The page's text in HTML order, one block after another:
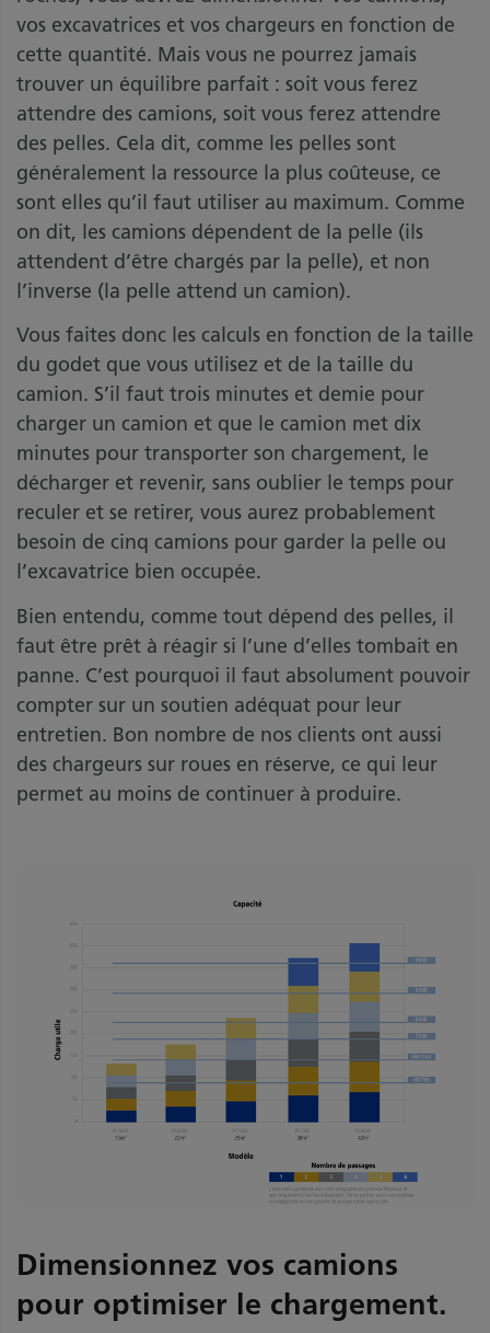
vos excavatrices et vos chargeurs en fonction de
cette quantité. Mais vous ne pourrez jamais
trouver un équilibre parfait : soit vous ferez
attendre des camions, soit vous ferez attendre
des pelles. Cela dit, comme les pelles sont
généralement la ressource la plus coûteuse, ce
sont elles qu’il faut utiliser au maximum. Comme
on dit, les camions dépendent de la pelle (ils
attendent d’être chargés par la pelle), et non
l’inverse (la pelle attend un camion).
Vous faites donc les calculs en fonction de la taille
du godet que vous utilisez et de la taille du
camion. S’il faut trois minutes et demie pour
charger un camion et que le camion met dix
minutes pour transporter son chargement, le
décharger et revenir, sans oublier le temps pour
reculer et se retirer, vous aurez probablement
besoin de cinq camions pour garder la pelle ou
l’excavatrice bien occupée.
Bien entendu, comme tout dépend des pelles, il
faut être prêt à réagir si l’une d’elles tombait en
panne. C’est pourquoi il faut absolument pouvoir
compter sur un soutien adéquat pour leur
entretien. Bon nombre de nos clients ont aussi
des chargeurs sur roues en réserve, ce qui leur
permet au moins de continuer à produire.
Dimensionnez vos camions
pour optimiser le chargement.